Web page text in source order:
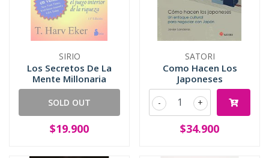
SIRIO
Los Secretos De La
Mente Millonaria
SOLD OUT
$19.900
SATORI
Como Hacen Los
Japoneses
+
-
$34.900